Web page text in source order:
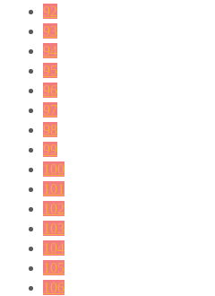
92
93
94
95
96
97
98
99
100
101
102
103
104
105
106